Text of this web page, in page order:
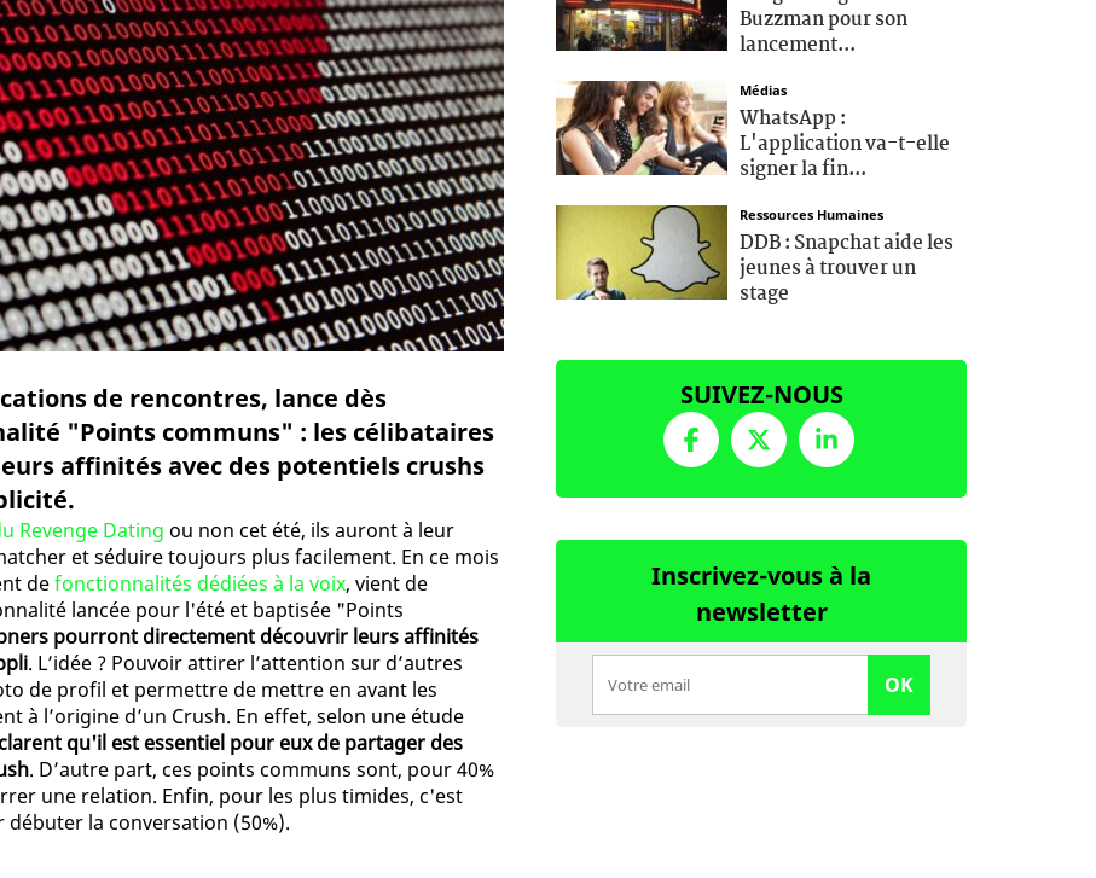
de rencontres, lance dès
"Points communs" : les célibataires
affinités avec des potentiels crushs
Revenge Dating ou non cet été, ils auront à leur
et séduire toujours plus facilement. En ce mois
defonctionnalités dédiées à la voix, vient de
lancée pour l'été et baptisée "Points
pourront directement découvrir leurs affinités
. L’idée ? Pouvoir attirer l’attention sur d’autres
de profil et permettre de mettre en avant les
à l’origine d’un Crush. En effet, selon une étude
qu'il est essentiel pour eux de partager des
. D’autre part, ces points communs sont, pour 40%
une relation. Enfin, pour les plus timides, c'est
la conversation (50%).
Buzzman pour son
lancement...
Médias
WhatsApp :
L'application va-t-elle
signer la fin...
Ressources Humaines
DDB : Snapchat aide les
jeunes à trouver un
stage
SUIVEZ-NOUS
Inscrivez-vous à la
newsletter
OK